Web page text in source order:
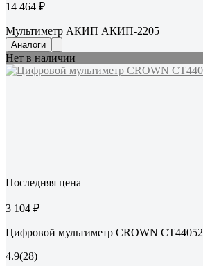
14 464 ₽
Мультиметр АКИП АКИП-2205
Аналоги
Нет в наличии
Последняя цена
3 104 ₽
Цифровой мультиметр CROWN CT44052
4.9(28)